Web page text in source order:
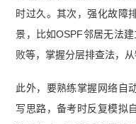
时过久。其次，强化故障
景，比如OSPF邻居无法
败等，掌握分层排查法，
此外，要熟练掌握网络自
写思路，备考时反复模拟